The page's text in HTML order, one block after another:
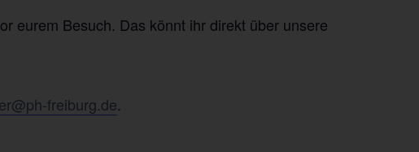
eurem Besuch. Das könnt ihr direkt über unsere
freiburg.de.